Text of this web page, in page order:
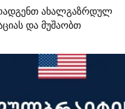
ახალგაზრდულ
და მუშაობთ